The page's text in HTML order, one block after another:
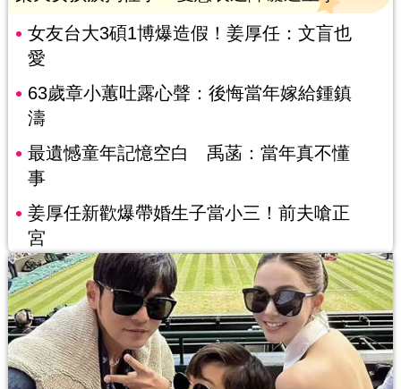
女友台大3碩1博爆造假！姜厚任：文盲也
愛
63歲章小蕙吐露心聲：後悔當年嫁給鍾鎮
濤
最遺憾童年記憶空白 禹菡：當年真不懂
事
姜厚任新歡爆帶婚生子當小三！前夫嗆正
宮